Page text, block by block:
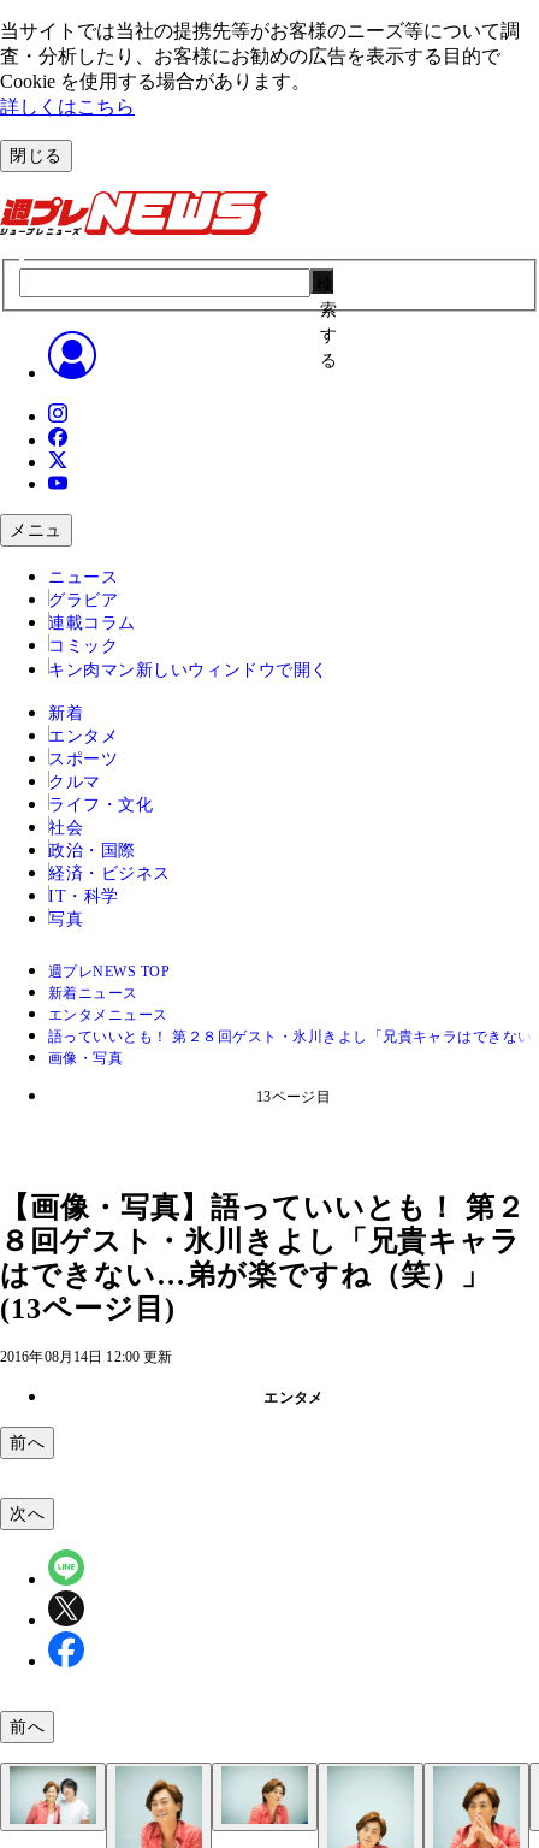
当サイトでは当社の提携先等がお客様のニーズ等について調
査・分析したり、お客様にお勧めの広告を表⽰する⽬的で
Cookie を使⽤する場合があります。
詳しくはこちら
閉じる
索
す
る
メニュ
ニュース
グラビア
連載コラム
コミック
キン肉マン 新しいウィンドウで開く
新着
エンタメ
スポーツ
クルマ
ライフ・文化
社会
政治・国際
経済・ビジネス
IT・科学
写真
週プレNEWS TOP
新着ニュース
エンタメニュース
語っていいとも！ 第２８回ゲスト・氷川きよし「兄貴キャラはできな
画像・写真
13ページ目
【画像・写真】語っていいとも！ 第２
８回ゲスト・氷川きよし「兄貴キャラ
はできない…弟が楽ですね（笑）」
(13ページ目)
2016年08月14日 12:00 更新
エンタメ
前へ
次へ
前へ